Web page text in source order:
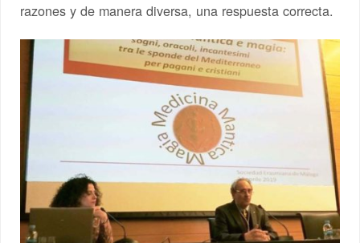
razones y de manera diversa, una respuesta correcta.